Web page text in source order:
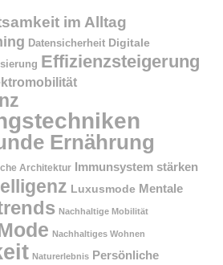
im Alltag
Datensicherheit Digitale
Effizienzsteigerung
Ernährung
Architektur Immunsystem stärken
Luxusmode Mentale
Nachhaltige Mobilität
Nachhaltiges Wohnen
Naturerlebnis Persönliche